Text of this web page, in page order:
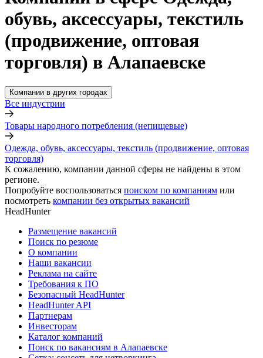
обувь, аксессуары, текстиль
(продвижение, оптовая
торговля) в Алапаевске
Компании в других городах
Все индустрии
Товары народного потребления (непищевые)
Одежда, обувь, аксессуары, текстиль (продвижение, оптовая
торговля)
К сожалению, компании данной сферы не найдены в этом
регионе.
Попробуйте воспользоваться поиском по компаниям или
посмотреть компании без открытых вакансий
HeadHunter
Размещение вакансий
Поиск по резюме
О компании
Наши вакансии
Реклама на сайте
Требования к ПО
Безопасный HeadHunter
HeadHunter API
Партнерам
Инвесторам
Каталог компаний
Поиск по вакансиям в Алапаевске